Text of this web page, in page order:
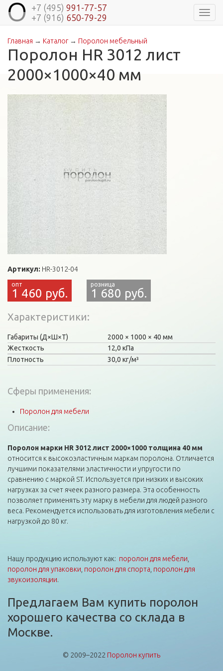
+7 (495) 991-77-57
+7 (916) 650-79-29
Вы здесь
Главная → Каталог→ Поролон мебельный
Поролон HR 3012 лист
2000×1000×40 мм
Артикул: HR-3012-04
1 460 руб. 1 680 руб.
Характеристики
Габариты (Д×Ш×Т) 2000 1000
40 мм
Жесткость
12,0 кПа
Плотность
30,0 кг/м³
Сферы применения:
Поролон для мебели
Описание:
Поролон марки HR 3012 лист 2000×1000 толщина 40 мм
относится к высокоэластичным маркам поролона. Отличается
лучшими показателями эластичности и упругости по
сравнению с маркой ST. Используется при низких и высоких
нагрузках за счет ячеек разного размера. Эта особенность
позволяет применять эту марку в мебели для людей разного
веса. Рекомендуется использовать для изготовления мебели с
нагрузкой до 80 кг.
Нашу продукцию используют как: поролон для мебели
поролон для упаковки поролон для спорта поролон для
звукоизоляции.
Предлагаем Вам купить поролон
хорошего качества со склада в
Москве.
© 2009–2022 Поролон купить